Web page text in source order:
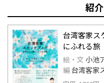
紹
台湾客家ス
にふれる旅
絵・文 小池
編 台湾客家